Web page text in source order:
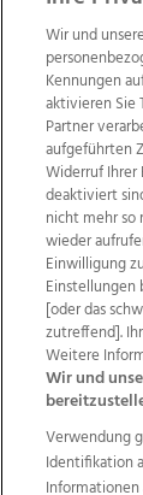
Wir über
AGB
TV1
Wir und
Kennungen
aktivieren Sie
Partner
aufgeführten
Widerruf
deaktiviert
nicht mehr so
wieder
Einwilligung
Einstellungen
[oder das
zutreffend].
Weitere
Wir und
Verwendung
Identifikation